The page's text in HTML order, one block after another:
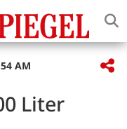
AM
Liter